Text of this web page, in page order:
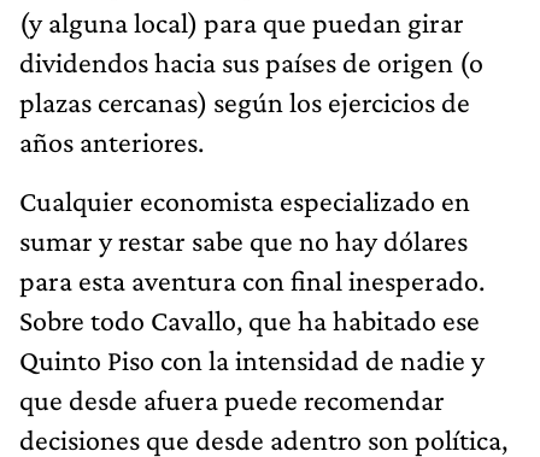
(y alguna local) para que puedan girar
dividendos hacia sus países de origen (o
plazas cercanas) según los ejercicios de
años anteriores.
Cualquier economista especializado en
sumar y restar sabe que no hay dólares
para esta aventura con final inesperado.
Sobre todo Cavallo, que ha habitado ese
Quinto Piso con la intensidad de nadie y
que desde afuera puede recomendar
decisiones que desde adentro son política,